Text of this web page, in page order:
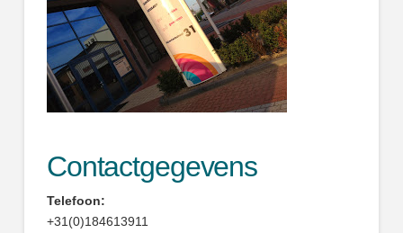
Contactgegevens
Telefoon:
+31(0)184613911